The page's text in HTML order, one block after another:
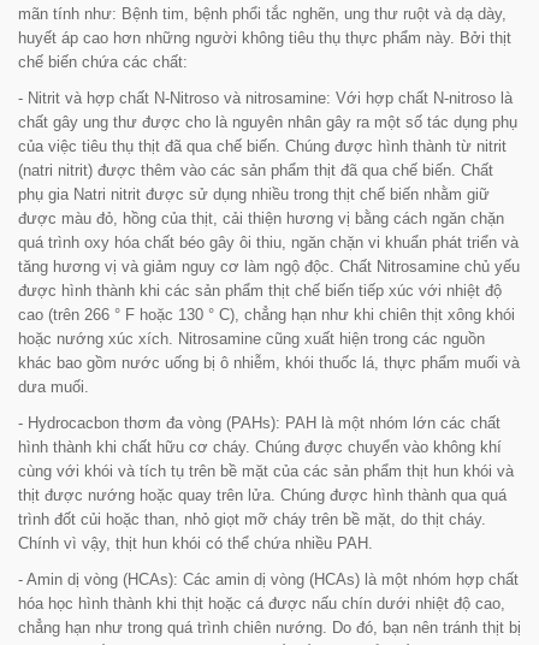
mãn tính như: Bệnh tim, bệnh phổi tắc nghẽn, ung thư ruột và dạ dày,
huyết áp cao hơn những người không tiêu thụ thực phẩm này. Bởi thịt
chế biến chứa các chất:
- Nitrit và hợp chất N-Nitroso và nitrosamine: Với hợp chất N-nitroso là
chất gây ung thư được cho là nguyên nhân gây ra một số tác dụng phụ
của việc tiêu thụ thịt đã qua chế biến. Chúng được hình thành từ nitrit
(natri nitrit) được thêm vào các sản phẩm thịt đã qua chế biến. Chất
phụ gia Natri nitrit được sử dụng nhiều trong thịt chế biến nhằm giữ
được màu đỏ, hồng của thịt, cải thiện hương vị bằng cách ngăn chặn
quá trình oxy hóa chất béo gây ôi thiu, ngăn chặn vi khuẩn phát triển và
tăng hương vị và giảm nguy cơ làm ngộ độc. Chất Nitrosamine chủ yếu
được hình thành khi các sản phẩm thịt chế biến tiếp xúc với nhiệt độ
cao (trên 266 ° F hoặc 130 ° C), chẳng hạn như khi chiên thịt xông khói
hoặc nướng xúc xích. Nitrosamine cũng xuất hiện trong các nguồn
khác bao gồm nước uống bị ô nhiễm, khói thuốc lá, thực phẩm muối và
dưa muối.
- Hydrocacbon thơm đa vòng (PAHs): PAH là một nhóm lớn các chất
hình thành khi chất hữu cơ cháy. Chúng được chuyển vào không khí
cùng với khói và tích tụ trên bề mặt của các sản phẩm thịt hun khói và
thịt được nướng hoặc quay trên lửa. Chúng được hình thành qua quá
trình đốt củi hoặc than, nhỏ giọt mỡ cháy trên bề mặt, do thịt cháy.
Chính vì vậy, thịt hun khói có thể chứa nhiều PAH.
- Amin dị vòng (HCAs): Các amin dị vòng (HCAs) là một nhóm hợp chất
hóa học hình thành khi thịt hoặc cá được nấu chín dưới nhiệt độ cao,
chẳng hạn như trong quá trình chiên nướng. Do đó, bạn nên tránh thịt bị